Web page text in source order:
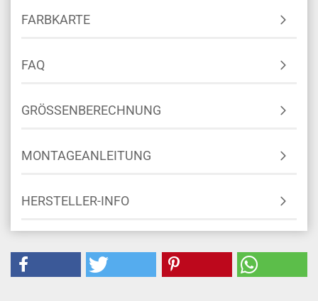
FARBKARTE
FAQ
GRÖSSENBERECHNUNG
MONTAGEANLEITUNG
HERSTELLER-INFO